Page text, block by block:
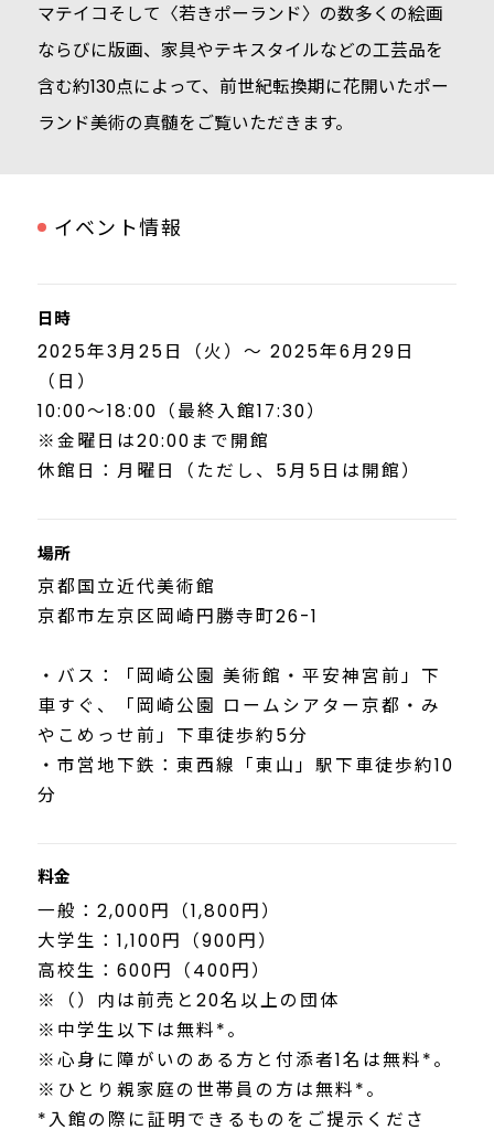
マテイコそして〈若きポーランド〉の数多くの絵画
ならびに版画、家具やテキスタイルなどの工芸品を
含む約130点によって、前世紀転換期に花開いたポー
ランド美術の真髄をご覧いただきます。
イベント情報
日時
2025年3月25日（火）～ 2025年6月29日
（日）
10:00～18:00（最終入館17:30）
※金曜日は20:00まで開館
休館日：月曜日（ただし、5月5日は開館）
場所
京都国立近代美術館
京都市左京区岡崎円勝寺町26-1
・バス：「岡崎公園 美術館・平安神宮前」下
車すぐ、「岡崎公園 ロームシアター京都・み
やこめっせ前」下車徒歩約5分
・市営地下鉄：東西線「東山」駅下車徒歩約10
分
料金
一般：2,000円（1,800円）
大学生：1,100円（900円）
高校生：600円（400円）
※（）内は前売と20名以上の団体
※中学生以下は無料*。
※心身に障がいのある方と付添者1名は無料*。
※ひとり親家庭の世帯員の方は無料*。
*入館の際に証明できるものをご提示くださ